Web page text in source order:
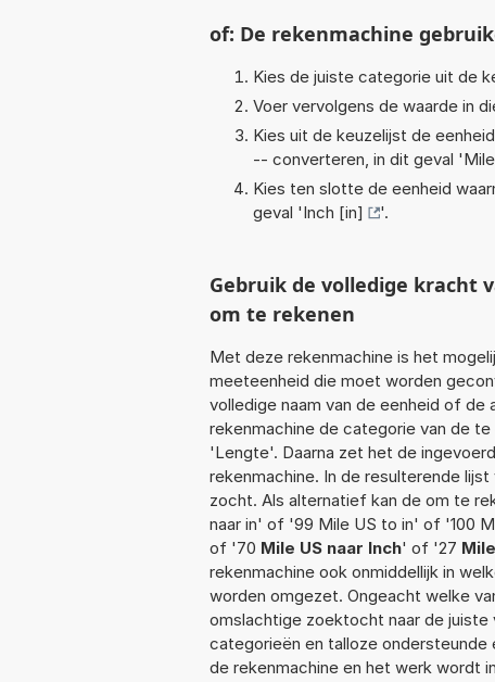
of: De rekenmachine
Kies de juiste categorie uit de
Voer vervolgens de waarde in
Kies uit de keuzelijst de
-- converteren, in dit geval '
Kies ten slotte de eenheid
geval 'Inch [in] '.
Gebruik de volledige kracht
om te rekenen
Met deze rekenmachine is het
meeteenheid die moet worden
volledige naam van de eenheid of
rekenmachine de categorie van de
'Lengte'. Daarna zet het de
rekenmachine. In de resulterende
zocht. Als alternatief kan de om te
naar in' of '99 Mile US to in' of '100
of '70 Mile US naar Inch' of '27
rekenmachine ook onmiddellijk in
worden omgezet. Ongeacht welke
omslachtige zoektocht naar de
categorieën en talloze
de rekenmachine en het werk wordt